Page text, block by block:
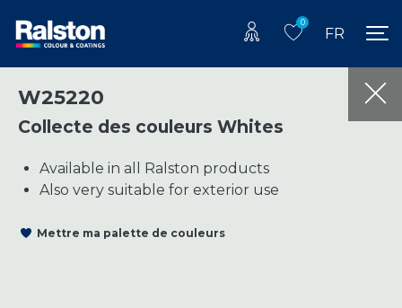
0
FR
W25220
Collecte des couleurs Whites
Available in all Ralston products
Also very suitable for exterior use
Mettre ma palette de couleurs